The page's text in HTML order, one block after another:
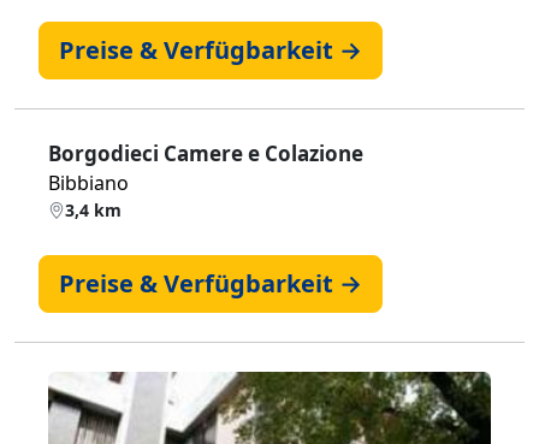
Preise & Verfügbarkeit →
Borgodieci Camere e Colazione
Bibbiano
3,4 km
Preise & Verfügbarkeit →